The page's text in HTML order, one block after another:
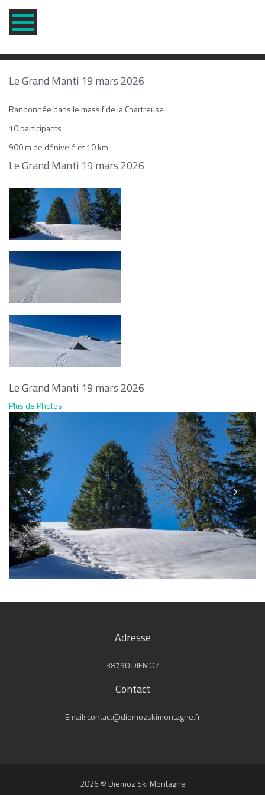
Le Grand Manti 19 mars 2026
Randonnée dans le massif de la Chartreuse
10 participants
900 m de dénivelé et 10 km
Le Grand Manti 19 mars 2026
Le Grand Manti 19 mars 2026
Plus de Photos
Adresse
38790 DIEMOZ
Contact
Email: contact@diemozskimontagne.fr
2026 © Diemoz Ski Montagne